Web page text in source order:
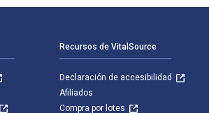
Recursos de VitalSource
Declaración de accesibilidad
Afiliados
Compra por lotes